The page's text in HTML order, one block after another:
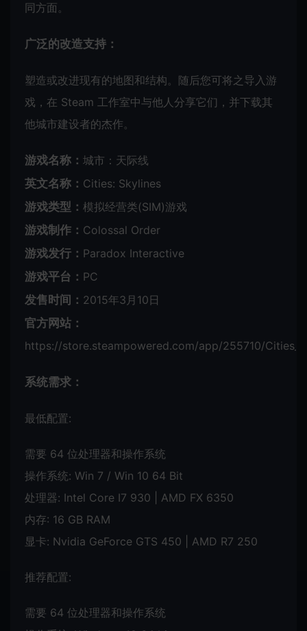
同方面。
广泛的改造支持：
塑造或改进现有的地图和结构。随后您可将之导入游
戏，在 Steam 工作室中与他人分享它们，并下载其
他城市建设者的杰作。
游戏名称： 城市：天际线
英文名称： Cities: Skylines
游戏类型： 模拟经营类(SIM)游戏
游戏制作： Colossal Order
游戏发行： Paradox Interactive
游戏平台： PC
发售时间： 2015年3月10日
官方网站：
https://store.steampowered.com/app/255710/
系统需求：
最低配置:
需要 64 位处理器和操作系统
操作系统: Win 7 / Win 10 64 Bit
处理器: Intel Core I7 930 | AMD FX 6350
内存: 16 GB RAM
显卡: Nvidia GeForce GTS 450 | AMD R7 250
推荐配置:
需要 64 位处理器和操作系统